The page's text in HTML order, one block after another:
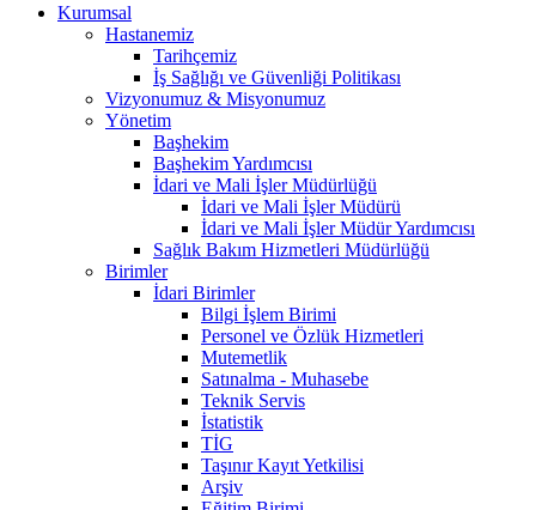
Kurumsal
Hastanemiz
Tarihçemiz
İş Sağlığı ve Güvenliği Politikası
Vizyonumuz & Misyonumuz
Yönetim
Başhekim
Başhekim Yardımcısı
İdari ve Mali İşler Müdürlüğü
İdari ve Mali İşler Müdürü
İdari ve Mali İşler Müdür Yardımcısı
Sağlık Bakım Hizmetleri Müdürlüğü
Birimler
İdari Birimler
Bilgi İşlem Birimi
Personel ve Özlük Hizmetleri
Mutemetlik
Satınalma - Muhasebe
Teknik Servis
İstatistik
TİG
Taşınır Kayıt Yetkilisi
Arşiv